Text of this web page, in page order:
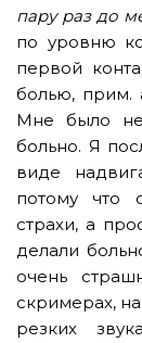
пару раз до
по уровню
первой
болью, прим.
Мне было не
больно. Я
виде
потому что
страхи, а
делали
очень
скримерах,
резких